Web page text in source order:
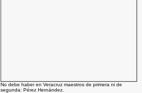
No debe haber en Veracruz maestros de primera ni de
segunda: Pérez Hernández.